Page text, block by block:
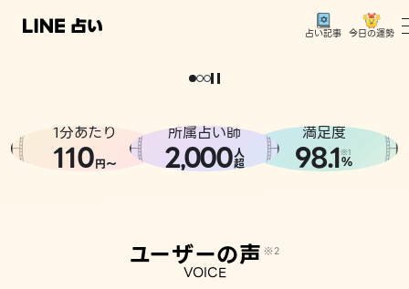
占い記事 今日の運勢
相談事例
どうせなら
。
1分あたり
110円〜
所属占い師
2,000人
超
満足度
98.1※1
%
ユーザーの声 ※2
VOICE